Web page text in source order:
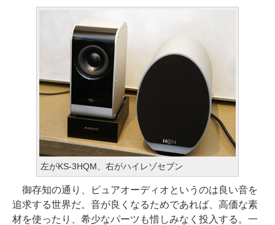
左がKS-3HQM、右がハイレゾセブン
御存知の通り、ピュアオーディオというのは良い音を
追求する世界だ。音が良くなるためであれば、高価な素
材を使ったり、希少なパーツも惜しみなく投入する。一